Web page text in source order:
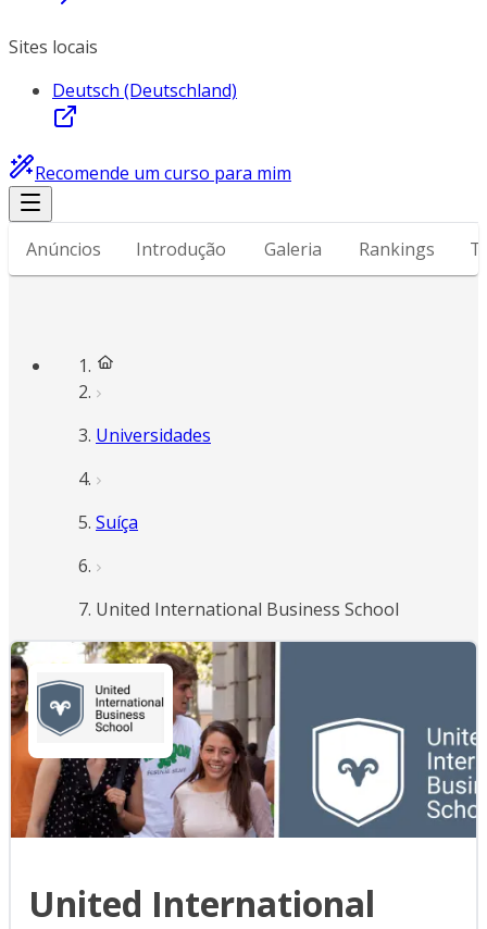
Sites locais
Deutsch (Deutschland)
Recomende um curso para mim
Anúncios Introdução Galeria Rankings
Universidades
Suíça
United International Business School
United International